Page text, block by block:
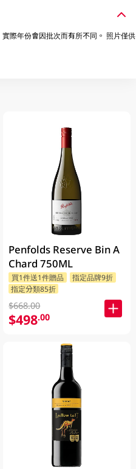
際年份會因批次而有所不同。 照片僅供
Penfolds Reserve Bin A
Chard 750ML
買1件送1件贈品
指定品牌9折
指定分類85折
$668.00
$498.00